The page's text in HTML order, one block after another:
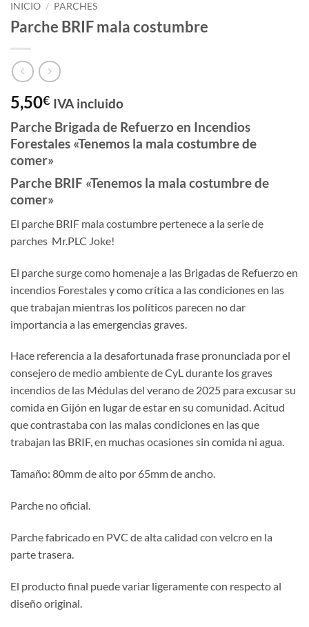
INICIO / PARCHES
Parche BRIF mala costumbre
5,50€ IVA incluido
Parche Brigada de Refuerzo en Incendios
Forestales «Tenemos la mala costumbre de
comer»
Parche BRIF «Tenemos la mala costumbre de
comer»
El parche BRIF mala costumbre pertenece a la serie de
parches Mr.PLC Joke!
El parche surge como homenaje a las Brigadas de Refuerzo en
incendios Forestales y como crítica a las condiciones en las
que trabajan mientras los políticos parecen no dar
importancia a las emergencias graves.
Hace referencia a la desafortunada frase pronunciada por el
consejero de medio ambiente de CyL durante los graves
incendios de las Médulas del verano de 2025 para excusar su
comida en Gijón en lugar de estar en su comunidad. Acitud
que contrastaba con las malas condiciones en las que
trabajan las BRIF, en muchas ocasiones sin comida ni agua.
Tamaño: 80mm de alto por 65mm de ancho.
Parche no oficial.
Parche fabricado en PVC de alta calidad con velcro en la
parte trasera.
El producto final puede variar ligeramente con respecto al
diseño original.